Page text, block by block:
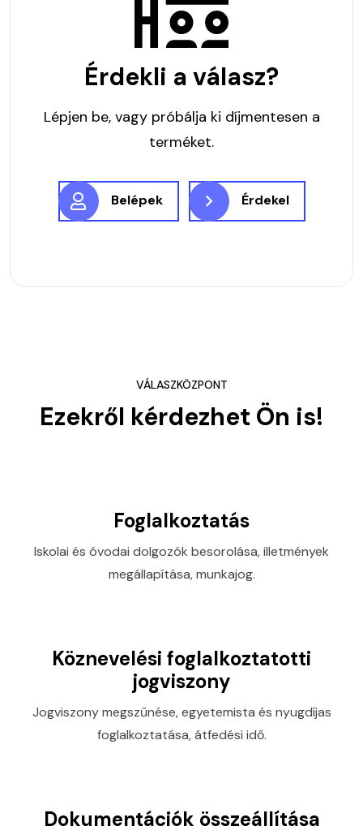
Érdekli a válasz?
Lépjen be, vagy próbálja ki díjmentesen a
terméket.
Belépek Érdekel
VÁLASZKÖZPONT
Ezekről kérdezhet Ön is!
Foglalkoztatás
Iskolai és óvodai dolgozók besorolása, illetmények
megállapítása, munkajog.
Köznevelési foglalkoztatotti
jogviszony
Jogviszony megszűnése, egyetemista és nyugdíjas
foglalkoztatása, átfedési idő.
Dokumentációk összeállítása